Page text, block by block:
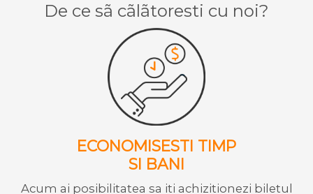
De ce sã cãlãtoresti cu noi?
ECONOMISESTI TIMP
SI BANI
Acum ai posibilitatea sa iti achizitionezi biletul